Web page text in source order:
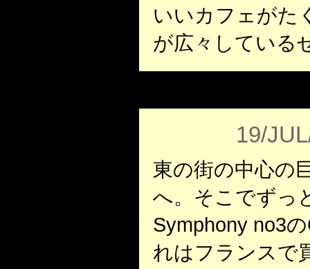
いいカフェがた
が広々している
19/
東の街の中心の
へ。そこでずっ
Symphony no3
れはフランスで